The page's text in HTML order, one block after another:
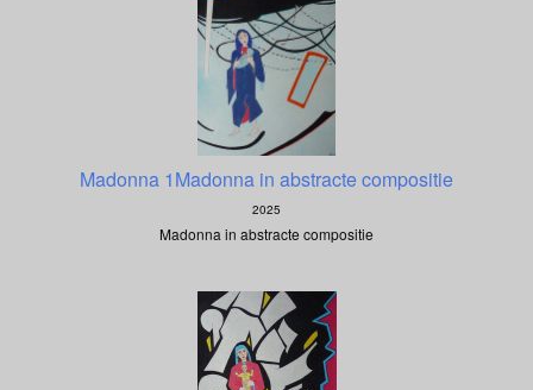
Madonna 1Madonna in abstracte compositie
2025
Madonna in abstracte compositie